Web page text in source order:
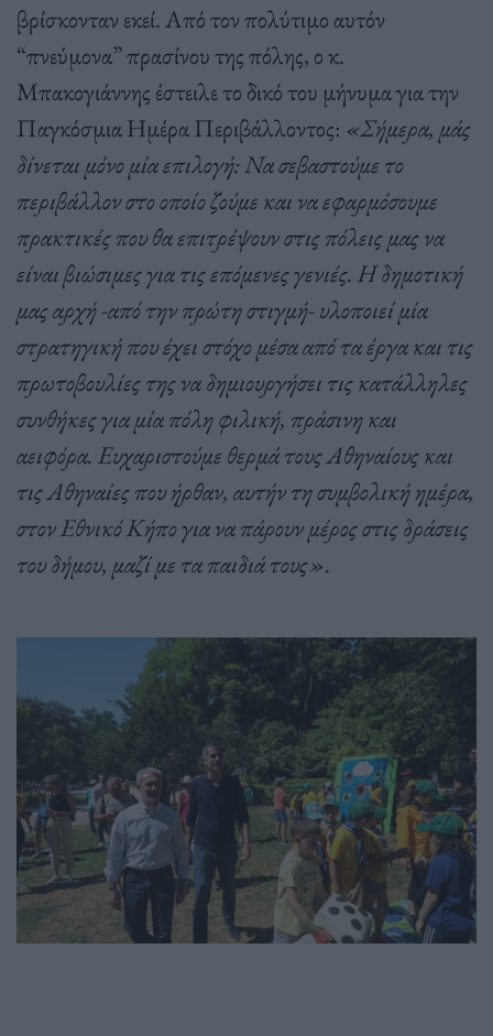
βρίσκονταν εκεί. Από τον πολύτιμο αυτόν
“πνεύμονα” πρασίνου της πόλης, ο κ.
Μπακογιάννης έστειλε το δικό του μήνυμα για την
Παγκόσμια Ημέρα Περιβάλλοντος: «Σήμερα, μάς
δίνεται μόνο μία επιλογή: Να σεβαστούμε το
περιβάλλον στο οποίο ζούμε και να εφαρμόσουμε
πρακτικές που θα επιτρέψουν στις πόλεις μας να
είναι βιώσιμες για τις επόμενες γενιές. Η δημοτική
μας αρχή -από την πρώτη στιγμή- υλοποιεί μία
στρατηγική που έχει στόχο μέσα από τα έργα και τις
πρωτοβουλίες της να δημιουργήσει τις κατάλληλες
συνθήκες για μία πόλη φιλική, πράσινη και
αειφόρα. Ευχαριστούμε θερμά τους Αθηναίους και
τις Αθηναίες που ήρθαν, αυτήν τη συμβολική ημέρα,
στον Εθνικό Κήπο για να πάρουν μέρος στις δράσεις
του δήμου, μαζί με τα παιδιά τους».